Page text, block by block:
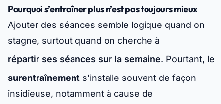
Pourquoi s’entraîner plus n’est pas toujours mieux
Ajouter des séances semble logique quand on
stagne, surtout quand on cherche à
répartir ses séances sur la semaine. Pourtant, le
surentraînement s’installe souvent de façon
insidieuse, notamment à cause de